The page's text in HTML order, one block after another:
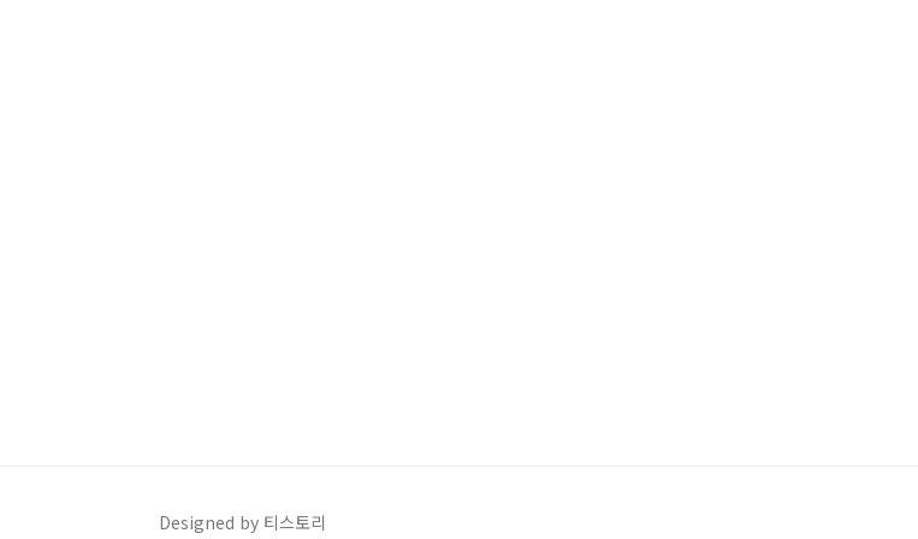
Designed by 티스토리